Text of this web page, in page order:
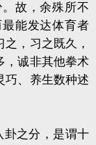
故，余殊所不
能发达体育者
，习之既久，
，诚非其他拳术
巧、养生数种述
卦之分，是谓十